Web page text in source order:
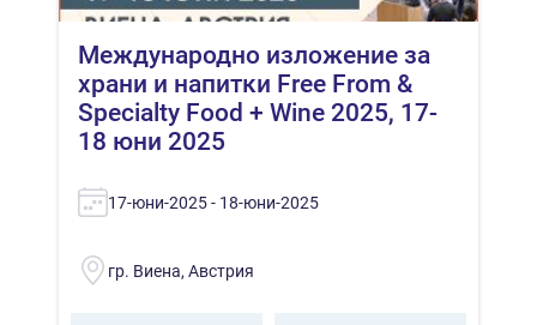
Международно изложение за
храни и напитки Free From &
Specialty Food + Wine 2025, 17-
18 юни 2025
17-юни-2025 - 18-юни-2025
гр. Виена, Австрия